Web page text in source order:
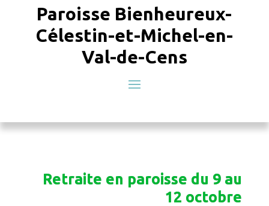
Paroisse Bienheureux-
Célestin-et-Michel-en-
Val-de-Cens
Retraite en paroisse du 9 au
12 octobre